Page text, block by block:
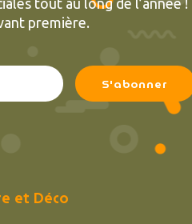
tout au long de l’année !
première.
et Déco